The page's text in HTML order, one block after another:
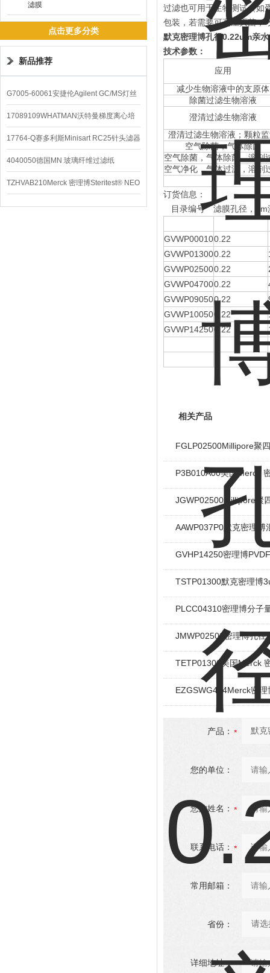
滤膜
点击更多分类
新品推荐
G7005-60061安捷伦Agilent GC/MS灯丝
配件
17089109WHATMAN沃特曼梯度离心培
养基
17764-Q赛多利斯Minisart RC25针头滤器
4040050德国MN 玻璃纤维过滤纸
TZHVAB210Merck 密理博Steritest® NEO
设备
过滤也可用于生物测试（如
包装，若需要可高压灭菌
默克密理博孔径0.22um亲
技术参数：
应用
减少生物溶液中的支原体
除菌过滤生物溶液
澄清过滤生物溶液
澄清过滤生物溶液；颗粒
空气除菌，气体除菌
空气除菌，气体除菌，溶剂
空气净化，气体过滤，溶剂
订货信息：
目录编号
滤膜孔径，µm
GVWP000100.22
GVWP013000.22
GVWP025000.22
GVWP047000.22
GVWP090500.22
GVWP100500.22
GVWP142500.22
相关产品
FGLP02500Millipore聚
P3B010A00美国Merck
JGWP02500Millipore聚
AAWP037P0默克密理博
GVHP14250密理博
TSTP01300默克密理博
PLCC04310密理博分子
JMWP02500密理博孔径
TETP01300美国Merck
EZGSWG474Merck密
产品：
您的单位：
您的姓名：
联系电话：
常用邮箱：
省份：
详细地址：